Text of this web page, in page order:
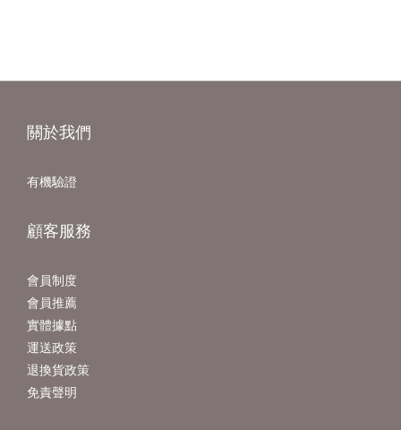
關於我們
有機驗證
顧客服務
會員制度
會員推薦
實體據點
運送政策
退換貨政策
免責聲明